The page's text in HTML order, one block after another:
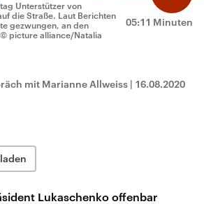
05:11 Minuten
Unterstützer von
die Straße. Laut Berichten
gezwungen, an den
© picture alliance/Natalia
mit Marianne Allweiss | 16.08.2020
Lukaschenko offenbar